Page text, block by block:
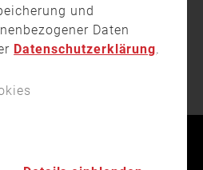
Feuerwehr
Nacht der Feuerwehr
und
Daten
Datenschutzerklärung.